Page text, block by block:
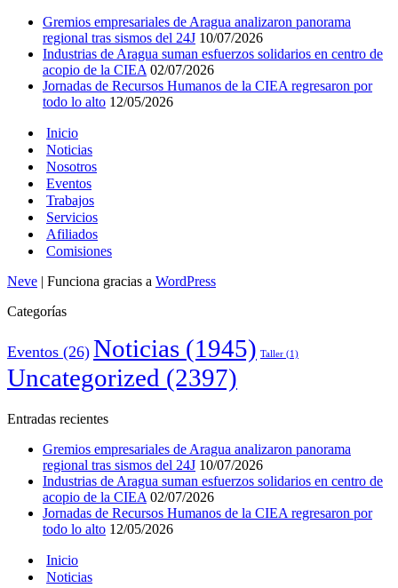
Gremios empresariales de Aragua analizaron panorama
regional tras sismos del 24J 10/07/2026
Industrias de Aragua suman esfuerzos solidarios en centro de
acopio de la CIEA 02/07/2026
Jornadas de Recursos Humanos de la CIEA regresaron por
todo lo alto 12/05/2026
Inicio
Noticias
Nosotros
Eventos
Trabajos
Servicios
Afiliados
Comisiones
Neve | Funciona gracias a WordPress
Categorías
Eventos (26) Noticias (1945) Taller (1)
Uncategorized (2397)
Entradas recientes
Gremios empresariales de Aragua analizaron panorama
regional tras sismos del 24J 10/07/2026
Industrias de Aragua suman esfuerzos solidarios en centro de
acopio de la CIEA 02/07/2026
Jornadas de Recursos Humanos de la CIEA regresaron por
todo lo alto 12/05/2026
Inicio
Noticias